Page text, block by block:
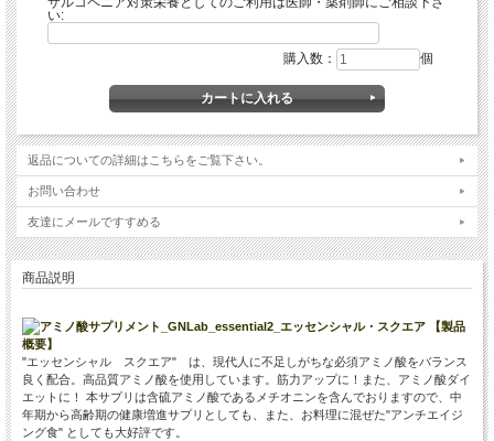
い:
購入数： 個
返品についての詳細はこちらをご覧下さい。
お問い合わせ
友達にメールですすめる
商品説明
【製品
概要】
"エッセンシャル スクエア" は、現代人に不足しがちな必須アミノ酸をバランス
良く配合。高品質アミノ酸を使用しています。筋力アップに！また、アミノ酸ダイ
エットに！ 本サプリは含硫アミノ酸であるメチオニンを含んでおりますので、中
年期から高齢期の健康増進サプリとしても、また、お料理に混ぜた"アンチエイジ
ング食" としても大好評です。